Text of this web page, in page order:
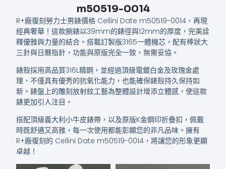
m50519-0014
R+廠復刻勞力士男錶價格 Cellini Date m50519-0014，再現
經典奢華！這款腕錶以39mm的錶徑與12mm的厚度，完美詮
釋優雅與力量的結合。搭載訂製版3165一體機芯，配有棒狀大
三針與日曆指針，功能與原版完全一致，無需妥協。
錶殼採用高品質316L精鋼，並經過頂級電鍍白金及玫瑰金處
理，不僅具有優秀的抗氧化能力，也能確保錶殼持久保持如
新。錶盤上的雕刻放射紋工藝為整體設計增添立體感，使這款
錶更加引人注目。
搭配頂級義大利小牛皮錶帶，以及原版K金鋼印折疊扣，佩戴
時既舒適又高雅，每一次使用都能彰顯您的非凡品味。擁有
R+廠復刻的 Cellini Date m50519-0014，將讓您的形象更顯
卓越！